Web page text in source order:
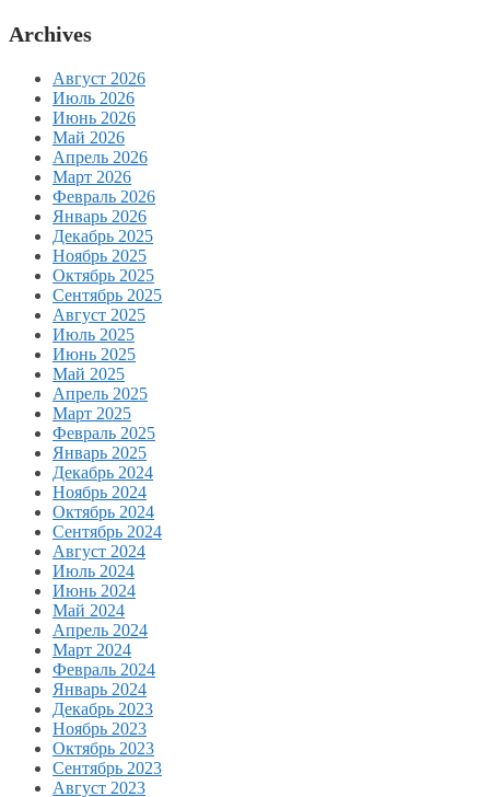
Archives
Август 2026
Июль 2026
Июнь 2026
Май 2026
Апрель 2026
Март 2026
Февраль 2026
Январь 2026
Декабрь 2025
Ноябрь 2025
Октябрь 2025
Сентябрь 2025
Август 2025
Июль 2025
Июнь 2025
Май 2025
Апрель 2025
Март 2025
Февраль 2025
Январь 2025
Декабрь 2024
Ноябрь 2024
Октябрь 2024
Сентябрь 2024
Август 2024
Июль 2024
Июнь 2024
Май 2024
Апрель 2024
Март 2024
Февраль 2024
Январь 2024
Декабрь 2023
Ноябрь 2023
Октябрь 2023
Сентябрь 2023
Август 2023